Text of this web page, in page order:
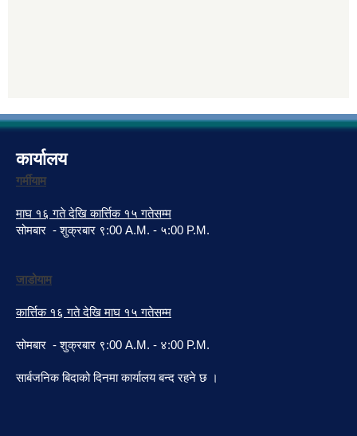
कार्यालय
गर्मीयाम
माघ १६ गते देखि कार्त्तिक १५ गतेसम्म
सोमबार - शुक्रबार ९:00 A.M. - ५:00 P.M.
जाडोयाम
कार्त्तिक १६ गते देखि माघ १५ गतेसम्म
सोमबार - शुक्रबार ९:00 A.M. - ४:00 P.M.
सार्बजनिक बिदाको दिनमा कार्यालय बन्द रहने छ ।